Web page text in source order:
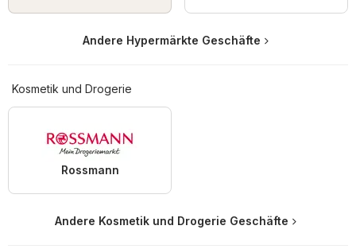
Andere Hypermärkte Geschäfte
Kosmetik und Drogerie
Rossmann
Andere Kosmetik und Drogerie Geschäfte